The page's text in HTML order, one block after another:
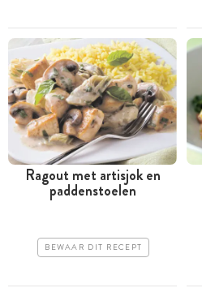
Ragout met artisjok en
paddenstoelen
BEWAAR DIT RECEPT